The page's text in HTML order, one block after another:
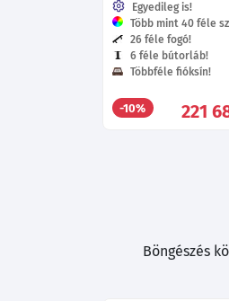
Egyedileg is!
Több mint 40 féle
26 féle fogó!
6 féle bútorláb!
Többféle fióksín!
-10% 221
Böngészés